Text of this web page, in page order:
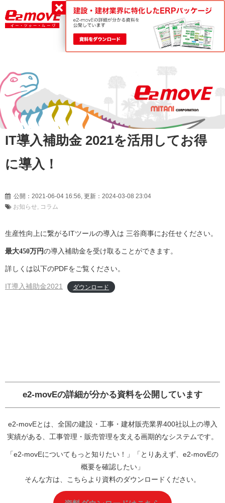
平日9:00～18:00
0120-188-022
IT導入補助金 2021を活用してお得
に導入！
公開：2021-06-04 16:56, 更新：2024-03-08 23:04
お知らせ
コラム
生産性向上に繋がるITツールの導入は 三谷商事にお任せください。
最大450万円の導入補助金を受け取ることができます。
詳しくは以下のPDFをご覧ください。
IT導入補助金2021 ダウンロード
e2-movEの詳細が分かる資料を公開しています
e2-movEとは、全国の建設・工事・建材販売業界400社以上の導入
実績がある、工事管理・販売管理を支える画期的なシステムです。
「e2-movEについてもっと知りたい！」「とりあえず、e2-movEの
概要を確認したい」
そんな方は、こちらより資料のダウンロードください。